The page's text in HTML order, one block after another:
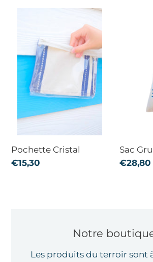
Pochette Cristal
Prix
€15,30
Sac
Prix
€28,80
Notre
Les produits du terroir sont